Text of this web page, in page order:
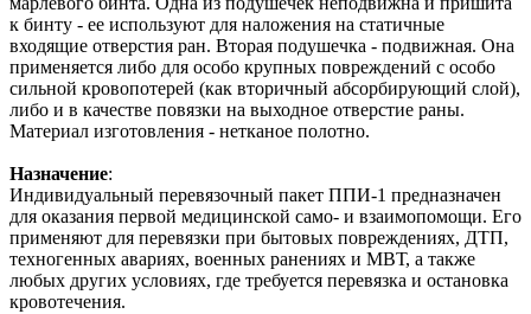
к бинту - ее используют для наложения на статичные
входящие отверстия ран. Вторая подушечка - подвижная. Она
применяется либо для особо крупных повреждений с особо
сильной кровопотерей (как вторичный абсорбирующий слой),
либо и в качестве повязки на выходное отверстие раны.
Материал изготовления - нетканое полотно.
Назначение:
Индивидуальный перевязочный пакет ППИ-1 предназначен
для оказания первой медицинской само- и взаимопомощи. Его
применяют для перевязки при бытовых повреждениях, ДТП,
техногенных авариях, военных ранениях и МВТ, а также
любых других условиях, где требуется перевязка и остановка
кровотечения.